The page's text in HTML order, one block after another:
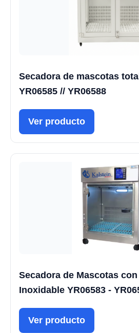
Secadora de mascotas
YR06585 // YR06588
Ver producto
Secadora de Mascotas
Inoxidable YR06583 -
Ver producto